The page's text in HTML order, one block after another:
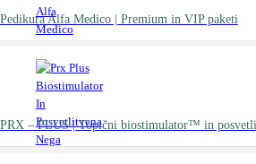
Pedikura Alfa Medico | Premium in VIP paketi
PRX – PLUS | Topični biostimulator™ in